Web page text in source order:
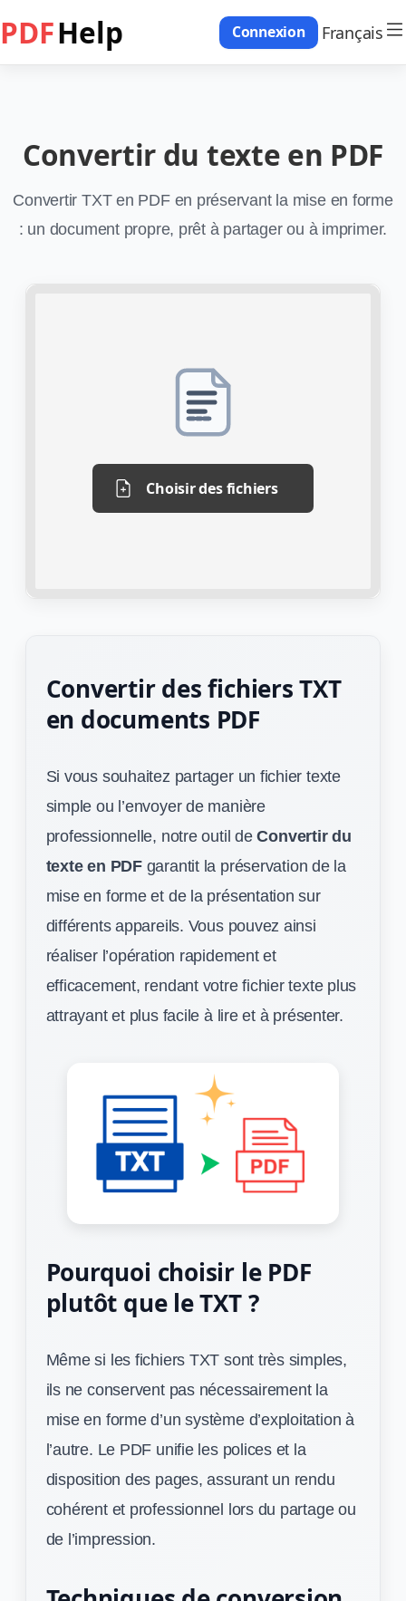
PDFHelp Connexion Français
Convertir du texte en PDF
Convertir TXT en PDF en préservant la mise en forme
: un document propre, prêt à partager ou à imprimer.
Choisir des fichiers
Convertir des fichiers TXT
en documents PDF
Si vous souhaitez partager un fichier texte
simple ou l’envoyer de manière
professionnelle, notre outil deConvertir du
texte en PDFgarantit la préservation de la
mise en forme et de la présentation sur
différents appareils. Vous pouvez ainsi
réaliser l’opération rapidement et
efficacement, rendant votre fichier texte plus
attrayant et plus facile à lire et à présenter.
Pourquoi choisir le PDF
plutôt que le TXT ?
Même si les fichiers TXT sont très simples,
ils ne conservent pas nécessairement la
mise en forme d’un système d’exploitation à
l’autre. Le PDF unifie les polices et la
disposition des pages, assurant un rendu
cohérent et professionnel lors du partage ou
de l’impression.